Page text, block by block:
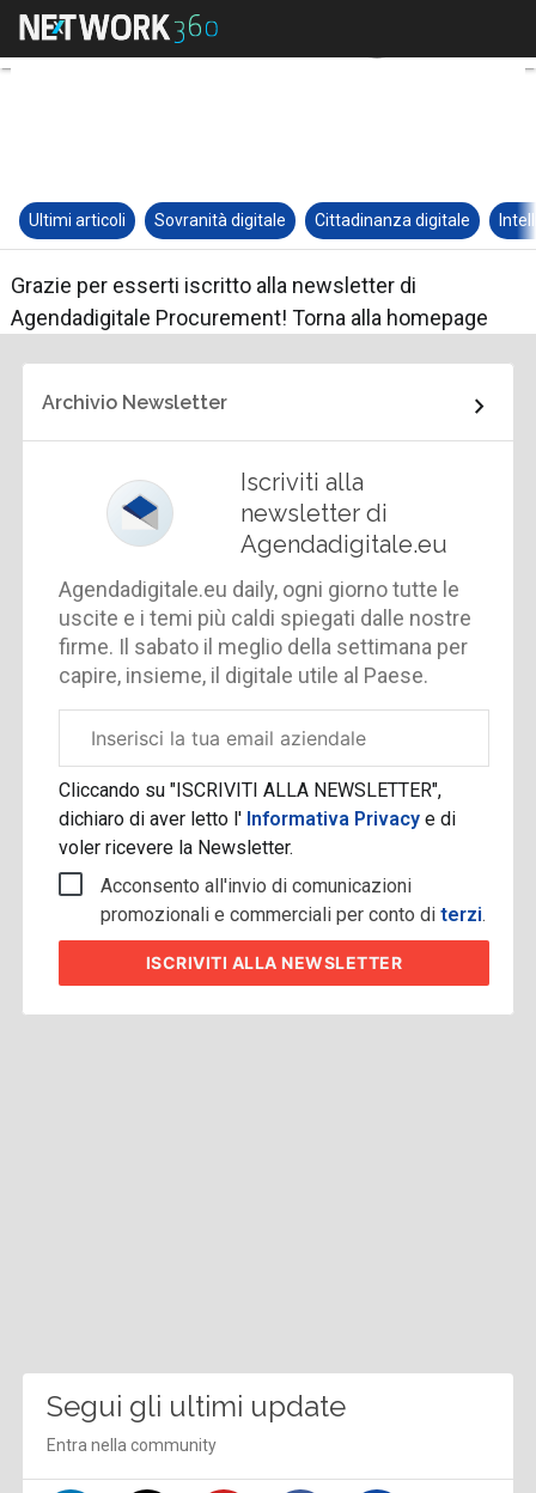
Ultimi articoli Sovranità digitale Cittadinanza digitale
Grazie per esserti iscritto alla newsletter di
Agendadigitale Procurement! Torna alla homepage
Archivio Newsletter
Iscriviti alla
newsletter di
Agendadigitale.eu
Agendadigitale.eu daily, ogni giorno tutte le
uscite e i temi più caldi spiegati dalle nostre
firme. Il sabato il meglio della settimana per
capire, insieme, il digitale utile al Paese.
aziendale
Cliccando su "ISCRIVITI ALLA NEWSLETTER",
dichiaro di aver letto l' Informativa Privacye di
voler ricevere la Newsletter.
Acconsento all'invio di comunicazioni
promozionali e commerciali per conto diterzi.
ISCRIVITI ALLA NEWSLETTER
Segui gli ultimi update
Entra nella community